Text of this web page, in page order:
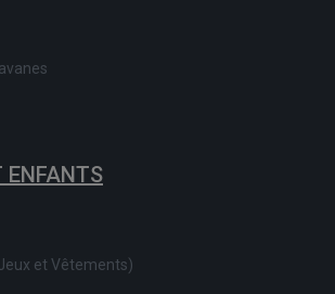
ENFANTS
et Vêtements)